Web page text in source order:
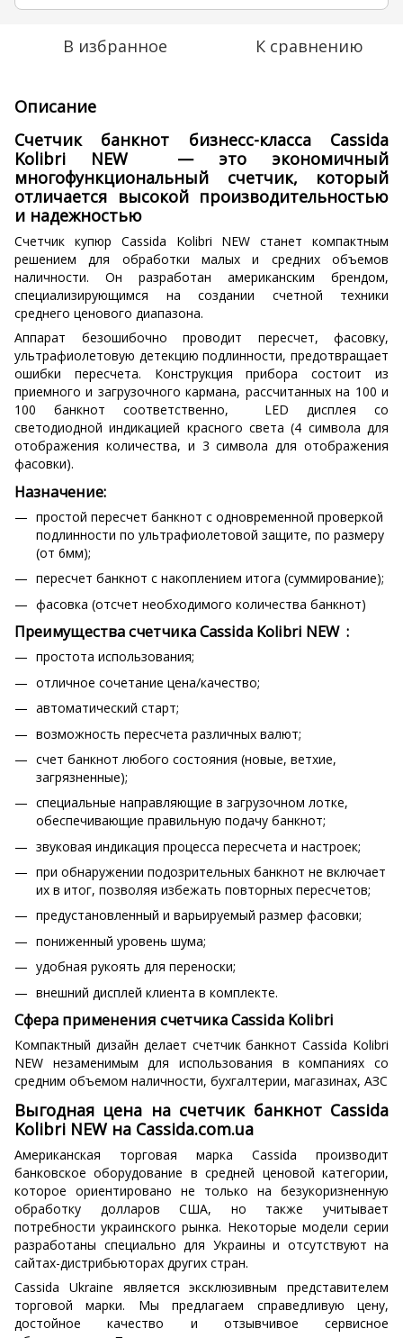
В избранное К сравнению
Описание
Счетчик банкнот бизнесс-класса Cassida
Kolibri NEW — это экономичный
многофункциональный счетчик, который
отличается высокой производительностью
и надежностью
Счетчик купюр Cassida Kolibri NEW станет компактным
решением для обработки малых и средних объемов
наличности. Он разработан американским брендом,
специализирующимся на создании счетной техники
среднего ценового диапазона.
Аппарат безошибочно проводит пересчет, фасовку,
ультрафиолетовую детекцию подлинности, предотвращает
ошибки пересчета. Конструкция прибора состоит из
приемного и загрузочного кармана, рассчитанных на 100 и
100 банкнот соответственно, LED дисплея со
светодиодной индикацией красного света (4 символа для
отображения количества, и 3 символа для отображения
фасовки).
Назначение:
простой пересчет банкнот с одновременной проверкой
подлинности по ультрафиолетовой защите, по размеру
(от 6мм);
пересчет банкнот с накоплением итога (суммирование);
фасовка (отсчет необходимого количества банкнот)
Преимущества счетчика Cassida Kolibri NEW :
простота использования;
отличное сочетание цена/качество;
автоматический старт;
возможность пересчета различных валют;
счет банкнот любого состояния (новые, ветхие,
загрязненные);
специальные направляющие в загрузочном лотке,
обеспечивающие правильную подачу банкнот;
звуковая индикация процесса пересчета и настроек;
при обнаружении подозрительных банкнот не включает
их в итог, позволяя избежать повторных пересчетов;
предустановленный и варьируемый размер фасовки;
пониженный уровень шума;
удобная рукоять для переноски;
внешний дисплей клиента в комплекте.
Сфера применения счетчика Cassida Kolibri
Компактный дизайн делает счетчик банкнот Cassida Kolibri
NEW незаменимым для использования в компаниях со
средним объемом наличности, бухгалтерии, магазинах, АЗС
Выгодная цена на счетчик банкнот Cassida
Kolibri NEW на Cassida.com.ua
Американская торговая марка Cassida производит
банковское оборудование в средней ценовой категории,
которое ориентировано не только на безукоризненную
обработку долларов США, но также учитывает
потребности украинского рынка. Некоторые модели серии
разработаны специально для Украины и отсутствуют на
сайтах-дистрибьюторах других стран.
Cassida Ukraine является эксклюзивным представителем
торговой марки. Мы предлагаем справедливую цену,
достойное качество и отзывчивое сервисное